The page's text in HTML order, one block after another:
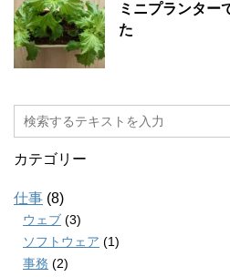
ミニプランター
た
カテゴリー
仕事 (8)
ウェブ (3)
ソフトウェア (1)
事務 (2)